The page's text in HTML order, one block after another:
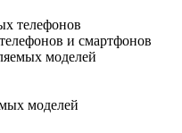
телефонов
и смартфонов
моделей
моделей